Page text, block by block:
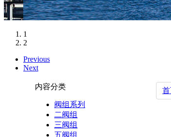
1
2
Previous
Next
内容分类
阀组系列
二阀组
三阀组
五阀组